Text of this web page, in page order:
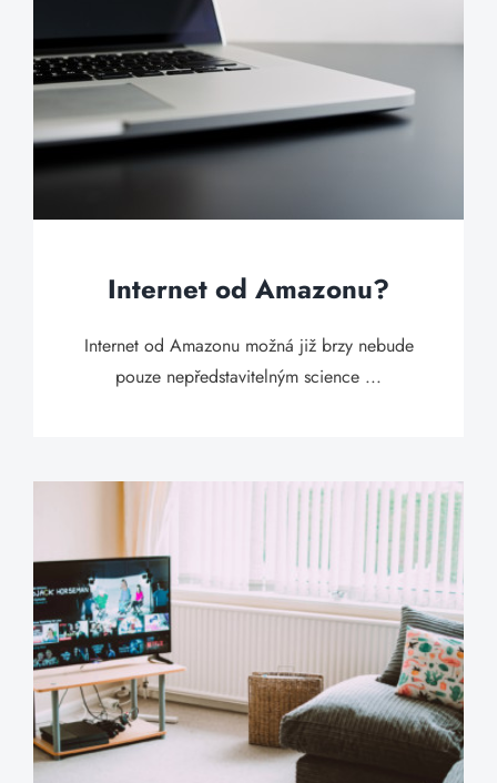
Internet od Amazonu?
Internet od Amazonu možná již brzy nebude
pouze nepředstavitelným science ...